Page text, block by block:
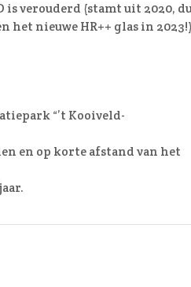
verouderd (stamt uit 2020,
het nieuwe HR++ glas in
“’t Kooiveld-
en op korte afstand van het